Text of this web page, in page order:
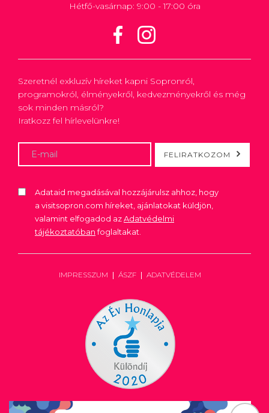
Hétfő-vasárnap: 9:00 - 17:00 óra
Szeretnél exkluzív híreket kapni Sopronról,
programokról, élményekről, kedvezményekről és még
sok minden másról?
Iratkozz fel hírlevelünkre!
FELIRATKOZOM
Adataid megadásával hozzájárulsz ahhoz, hogy
a visitsopron.com híreket, ajánlatokat küldjön,
valamint elfogadod azAdatvédelmi
tájékoztatóbanfoglaltakat.
IMPRESSZUM ÁSZF ADATVÉDELEM